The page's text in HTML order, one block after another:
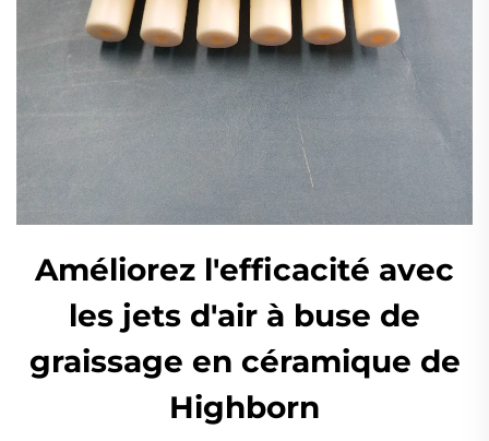
Améliorez l'efficacité avec
les jets d'air à buse de
graissage en céramique de
Highborn